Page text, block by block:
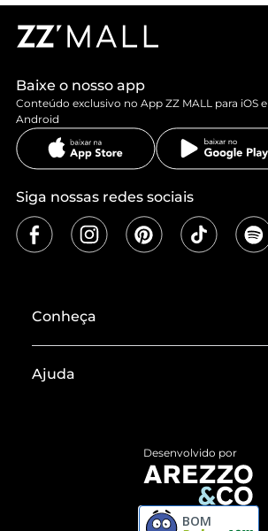
Baixe o nosso app
Conteúdo exclusivo no App ZZ MALL para iOS e
Android
Siga nossas redes sociais
Conheça
Termos de Uso
ZZ MALL é confiável
Ajuda
Devolução do Produto
Compre pelo WhatsApp
Desenvolvido por
BOM